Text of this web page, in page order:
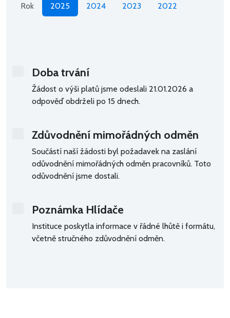
Rok 2025 2024 2023 2022
Doba trvání
Žádost o výši platů jsme odeslali 21.01.2026 a
odpověď obdrželi po 15 dnech.
Zdůvodnění mimořádných odměn
Součástí naší žádosti byl požadavek na zaslání
odůvodnění mimořádných odměn pracovníků. Toto
odůvodnění jsme dostali.
Poznámka Hlídače
Instituce poskytla informace v řádné lhůtě i formátu,
včetně stručného zdůvodnění odměn.